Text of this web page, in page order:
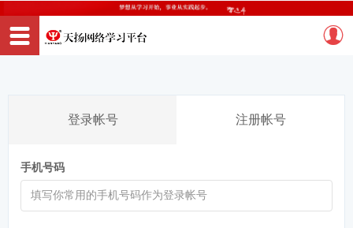
登录帐号 注册帐号
手机号码